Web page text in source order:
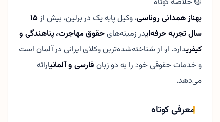
بهناز همدانی روناسی، وکیل پایه یک در برلین، بیش از۱۵
سال تجربه حرفه‌ایدر زمینه‌هایحقوق مهاجرت، پناهندگی و
کیفریدارد. او از شناخته‌شده‌ترین وکلای ایرانی در آلمان است
و خدمات حقوقی خود را به دو زبانفارسی و آلمانیارائه
می‌دهد.
معرفی کوتاه